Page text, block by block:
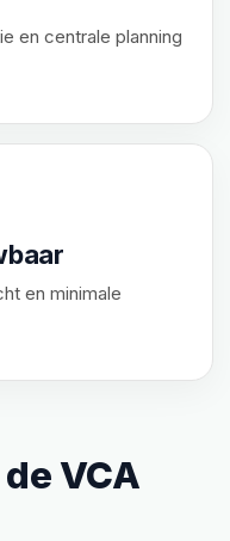
en centrale planning
en minimale
VCA